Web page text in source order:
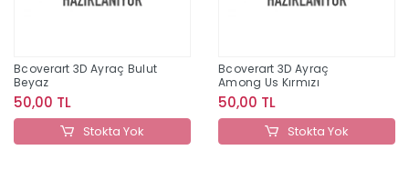
Bcoverart 3D Ayraç Bulut
Beyaz
50,00 TL
Stokta Yok
Bcoverart 3D Ayraç
Among Us Kırmızı
50,00 TL
Stokta Yok